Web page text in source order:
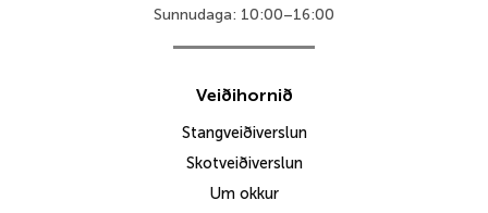
Sunnudaga: 10:00–16:00
Veiðihornið
Stangveiðiverslun
Skotveiðiverslun
Um okkur